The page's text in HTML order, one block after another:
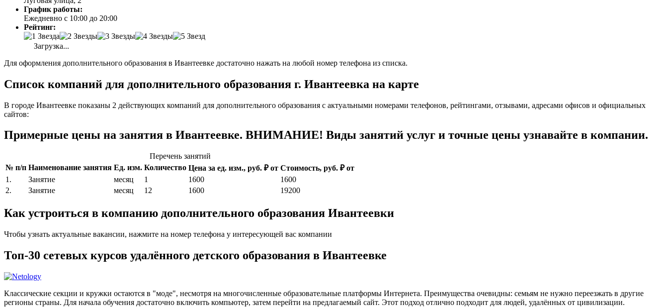
График работы:
Ежедневно с 10:00 до 20:00
Рейтинг:
Загрузка...
Для оформления дополнительного образования в Ивантеевке достаточно нажать на любой номер телефона из списка.
Список компаний для дополнительного образования г. Ивантеевка на карте
В городе Ивантеевке показаны 2 действующих компаний для дополнительного образования с актуальными номерами телефонов, рейтингами, отзывами, адресами офисов и официальных
сайтов:
Примерные цены на занятия в Ивантеевке. ВНИМАНИЕ! Виды занятий услуг и точные цены узнавайте в компании.
Перечень занятий
№ п/п Наименование занятия Ед. изм. Количество Цена за ед. изм., руб. ₽ от Стоимость, руб. ₽ от
1.
Занятие месяц 1 1600
1600
2.
Занятие месяц 12 1600 19200
Как устроиться в компанию дополнительного образования Ивантеевки
Чтобы узнать актуальные вакансии, нажмите на номер телефона у интересующей вас компании
Топ-30 сетевых курсов удалённого детского образования в Ивантеевке
Классические секции и кружки остаются в "моде", несмотря на многочисленные образовательные платформы Интернета. Преимущества очевидны: семьям не нужно переезжать в другие
регионы страны. Для начала обучения достаточно включить компьютер, затем перейти на предлагаемый сайт. Этот подход отлично подходит для людей, удалённых от цивилизации.